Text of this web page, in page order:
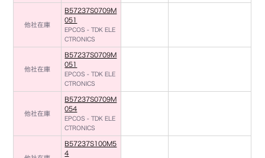
他社在庫
B57237S0709M
051
EPCOS - TDK ELE
CTRONICS
他社在庫
B57237S0709M
051
EPCOS - TDK ELE
CTRONICS
他社在庫
B57237S0709M
054
EPCOS - TDK ELE
CTRONICS
B57237S100M5
4